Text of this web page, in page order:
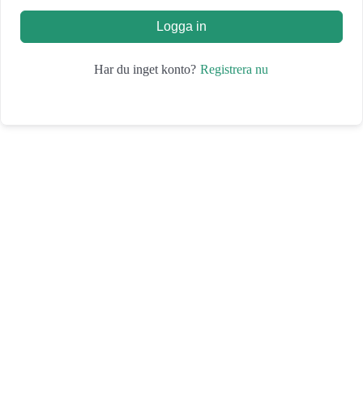
Logga in
Har du inget konto? Registrera nu